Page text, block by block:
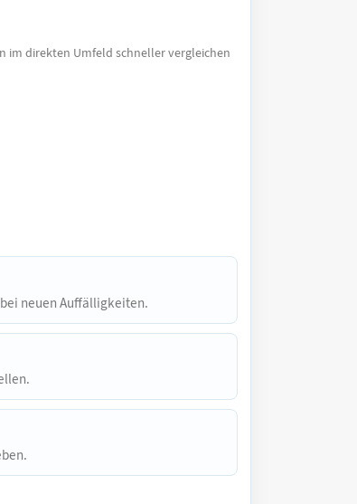
im direkten Umfeld schneller vergleichen
neuen Auffälligkeiten.